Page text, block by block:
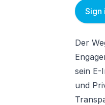
Sign
Der
sein E-
und